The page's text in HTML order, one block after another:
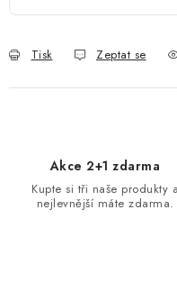
Tisk Zeptat se
Akce 2+1 zdarma
Kupte si tři naše produkty a
nejlevnější máte zdarma.